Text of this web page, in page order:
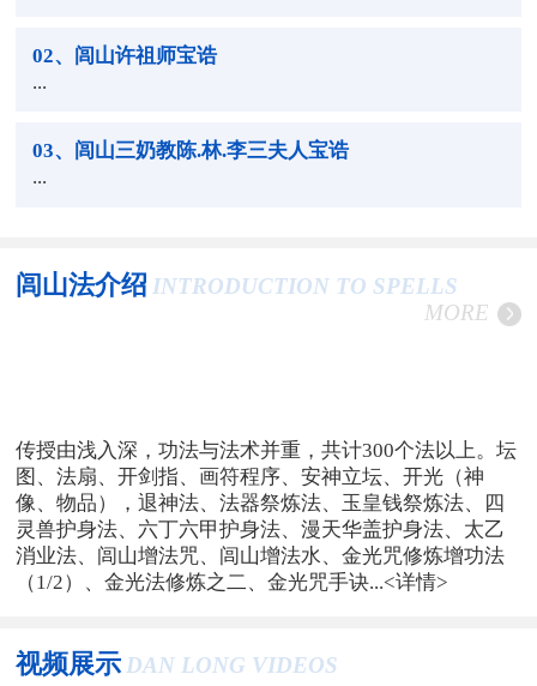
02、闾山许祖师宝诰
...
03、闾山三奶教陈.林.李三夫人宝诰
...
闾山法介绍 INTRODUCTION TO SPELLS
MORE
传授由浅入深，功法与法术并重，共计300个法以上。坛
图、法扇、开剑指、画符程序、安神立坛、开光（神
像、物品），退神法、法器祭炼法、玉皇钱祭炼法、四
灵兽护身法、六丁六甲护身法、漫天华盖护身法、太乙
消业法、闾山增法咒、闾山增法水、金光咒修炼增功法
（1/2）、金光法修炼之二、金光咒手诀...<详情>
视频展示 DAN LONG VIDEOS